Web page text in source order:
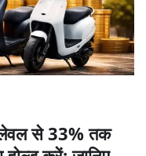
से 33% तक